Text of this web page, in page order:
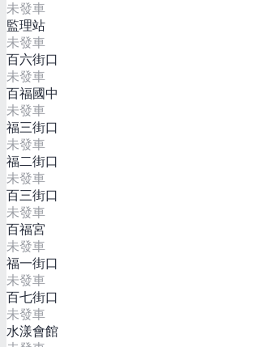
未發車
監理站
未發車
百六街口
未發車
百福國中
未發車
福三街口
未發車
福二街口
未發車
百三街口
未發車
百福宮
未發車
福一街口
未發車
百七街口
未發車
水漾會館